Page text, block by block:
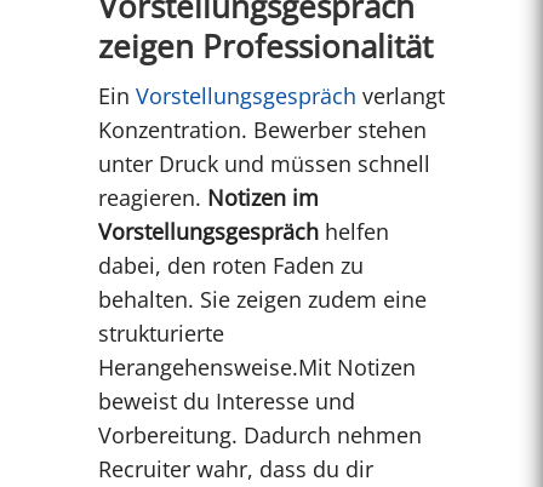
zeigen Professionalität
Ein Vorstellungsgespräch verlangt
Konzentration. Bewerber stehen
unter Druck und müssen schnell
reagieren. Notizen im
Vorstellungsgesprächhelfen
dabei, den roten Faden zu
behalten. Sie zeigen zudem eine
strukturierte
Herangehensweise.Mit Notizen
beweist du Interesse und
Vorbereitung. Dadurch nehmen
Recruiter wahr, dass du dir